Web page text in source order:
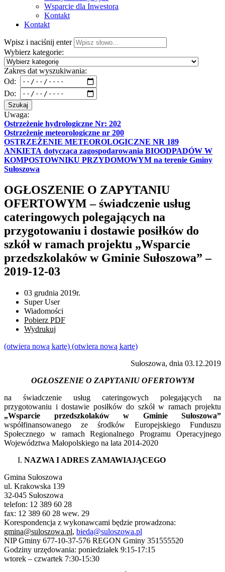
Wsparcie dla Inwestora
Kontakt
Kontakt
Wpisz i naciśnij enter
Wybierz kategorie:
Zakres dat wyszukiwania:
Od:
Do:
Szukaj
Uwaga:
Ostrzeżenie hydrologiczne Nr: 202
Ostrzeżenie meteorologiczne nr 200
OSTRZEŻENIE METEOROLOGICZNE NR 189
ANKIETA dotycząca zagospodarowania BIOODPADÓW W
KOMPOSTOWNIKU PRZYDOMOWYM na terenie Gminy
Sułoszowa
OGŁOSZENIE O ZAPYTANIU
OFERTOWYM – świadczenie usług
cateringowych polegających na
przygotowaniu i dostawie posiłków do
szkół w ramach projektu „Wsparcie
przedszkolaków w Gminie Sułoszowa” –
2019-12-03
03 grudnia 2019r.
Super User
Wiadomości
Pobierz PDF
Wydrukuj
(otwiera nową kartę) (otwiera nową kartę)
Sułoszowa, dnia 03.12.2019
OGŁOSZENIE O ZAPYTANIU OFERTOWYM
na świadczenie usług cateringowych polegających na
przygotowaniu i dostawie posiłków do szkół w ramach projektu
„Wsparcie przedszkolaków w Gminie Sułoszowa”
współfinansowanego ze środków Europejskiego Funduszu
Społecznego w ramach Regionalnego Programu Operacyjnego
Województwa Małopolskiego na lata 2014-2020
NAZWA I ADRES ZAMAWIAJĄCEGO
Gmina Sułoszowa
ul. Krakowska 139
32-045 Sułoszowa
telefon: 12 389 60 28
fax: 12 389 60 28 wew. 29
Korespondencja z wykonawcami będzie prowadzona:
gmina@suloszowa.pl, bieda@suloszowa.pl
NIP Gminy 677-10-37-576 REGON Gminy 351555520
Godziny urzędowania: poniedziałek 9:15-17:15
wtorek – czwartek 7:30-15:30